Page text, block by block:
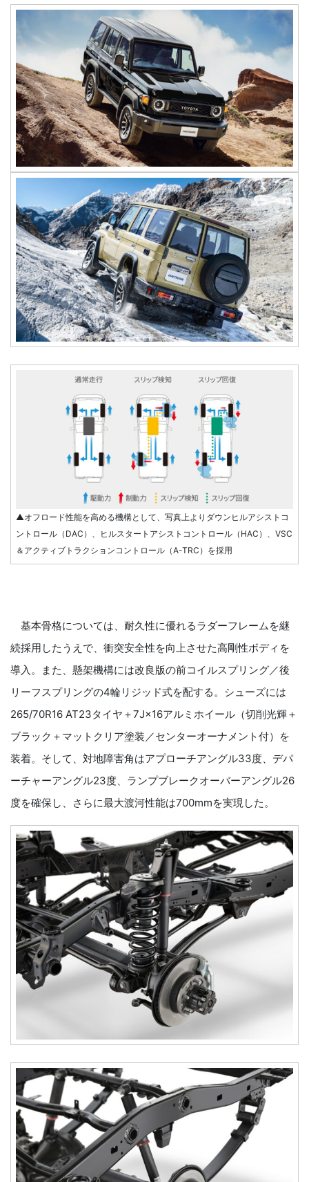
▲オフロード性能を高める機構として、写真上よりダウンヒルアシストコ
ントロール（DAC）、ヒルスタートアシストコントロール（HAC）、VSC
＆アクティブトラクションコントロール（A-TRC）を採用
基本骨格については、耐久性に優れるラダーフレームを継
続採用したうえで、衝突安全性を向上させた高剛性ボディを
導入。また、懸架機構には改良版の前コイルスプリング／後
リーフスプリングの4輪リジッド式を配する。シューズには
265/70R16 AT23タイヤ＋7J×16アルミホイール（切削光輝＋
ブラック＋マットクリア塗装／センターオーナメント付）を
装着。そして、対地障害角はアプローチアングル33度、デパ
ーチャーアングル23度、ランプブレークオーバーアングル26
度を確保し、さらに最大渡河性能は700mmを実現した。